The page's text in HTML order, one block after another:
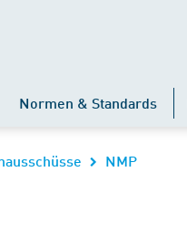
Normen & Standards
NMP